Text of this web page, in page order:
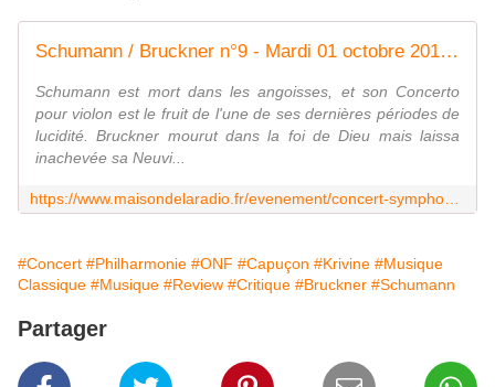
Schumann / Bruckner n°9 - Mardi 01 octobre 2019 - 20h30 Philharmonie de Paris
Schumann est mort dans les angoisses, et son Concerto
pour violon est le fruit de l'une de ses dernières périodes de
lucidité. Bruckner mourut dans la foi de Dieu mais laissa
inachevée sa Neuvi...
#Concert #Philharmonie #ONF #Capuçon #Krivine #Musique
Classique #Musique #Review #Critique #Bruckner #Schumann
Partager